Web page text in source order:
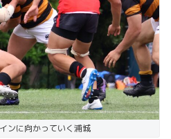
ンに向かっていく浦城